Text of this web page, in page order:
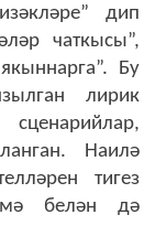
дип
чаткысы”,
Бу
лирик
Наилә
тигез
белән дә